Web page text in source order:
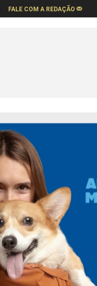
FALE COM A REDAÇÃO